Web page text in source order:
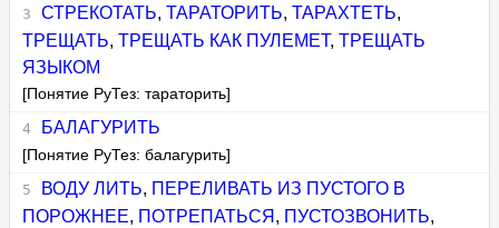
СТРЕКОТАТЬ, ТАРАТОРИТЬ, ТАРАХТЕТЬ,
ТРЕЩАТЬ,ТРЕЩАТЬ КАК ПУЛЕМЕТ,ТРЕЩАТЬ
ЯЗЫКОМ
[Понятие РуТез: тараторить]
БАЛАГУРИТЬ
[Понятие РуТез: балагурить]
ВОДУ ЛИТЬ, ПЕРЕЛИВАТЬ ИЗ ПУСТОГО В
ПОРОЖНЕЕ, ПОТРЕПАТЬСЯ , ПУСТОЗВОНИТЬ,